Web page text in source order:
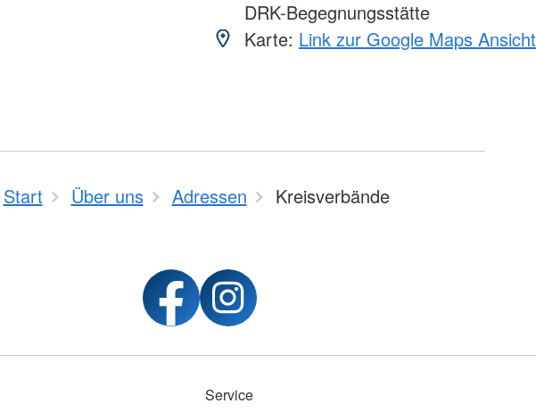
DRK-Begegnungsstätte
Karte: Link zur Google Maps Ansicht
Start Über uns Adressen Kreisverbände
Service